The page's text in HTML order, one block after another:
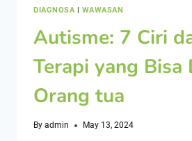
DIAGNOSA| WAWASAN
Autisme: 7 Ciri
Terapi yang Bisa
Orang tua
By admin May 13, 2024